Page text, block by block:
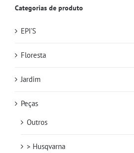
Categorias de produto
EPI'S
Floresta
Jardim
Peças
Outros
> Husqvarna